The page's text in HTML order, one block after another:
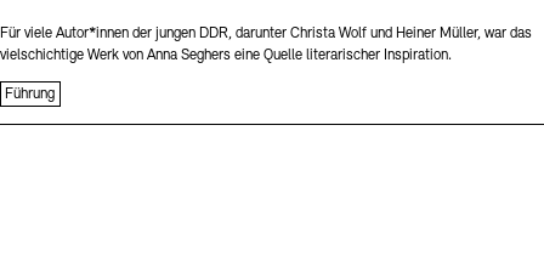
Für viele Autor*innen der jungen DDR, darunter Christa Wolf und Heiner Müller, war das
vielschichtige Werk von Anna Seghers eine Quelle literarischer Inspiration.
Führung